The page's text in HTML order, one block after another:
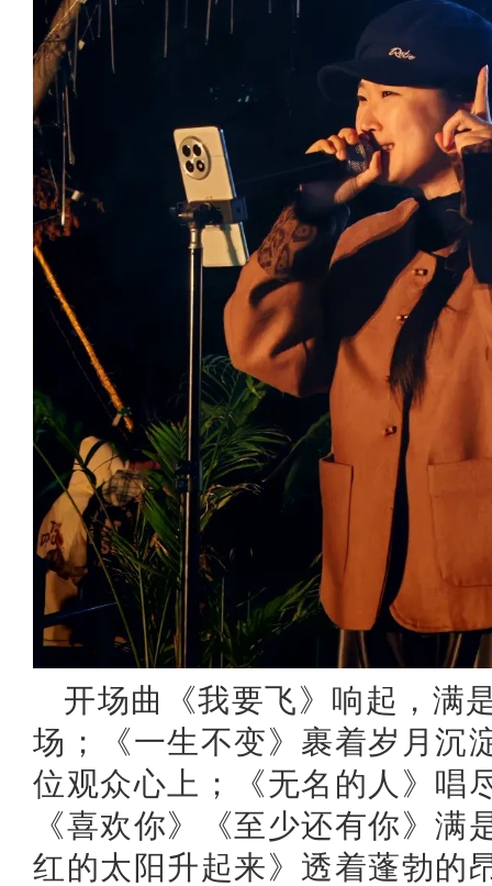
开场曲《我要飞》响起，满
场；《一生不变》裹着岁月沉
位观众心上；《无名的人》唱
《喜欢你》《至少还有你》
红的太阳升起来》透着蓬勃的